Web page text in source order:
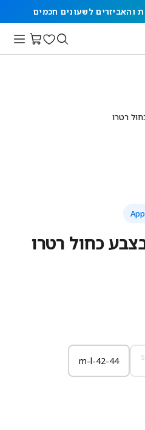
רטרו
כחול רטרו
m-l-42-44